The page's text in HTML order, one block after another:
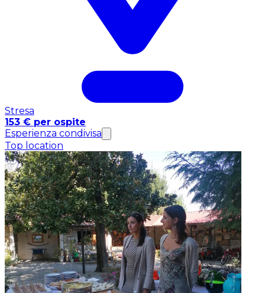
Stresa
153 € per ospite
Esperienza condivisa
Top location